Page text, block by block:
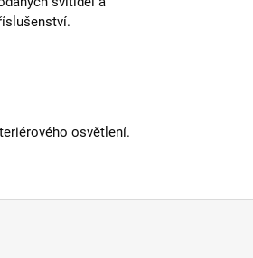
osvětlení.